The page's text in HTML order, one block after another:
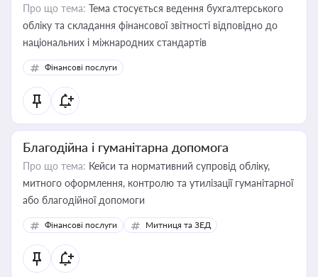
Про що тема: Тема стосується ведення бухгалтерського
обліку та складання фінансової звітності відповідно до
національних і міжнародних стандартів
Фінансові послуги
Благодійна і гуманітарна допомога
Про що тема: Кейси та нормативний супровід обліку,
митного оформлення, контролю та утилізації гуманітарної
або благодійної допомоги
Фінансові послуги Митниця та ЗЕД